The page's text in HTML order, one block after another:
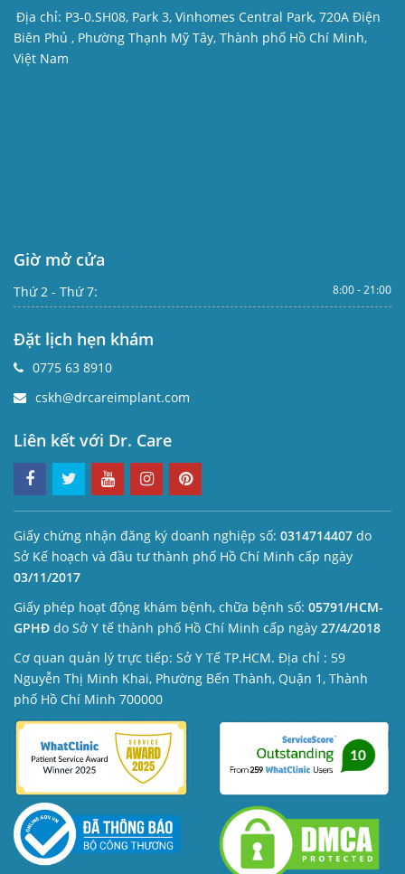
Địa chỉ: P3-0.SH08, Park 3, Vinhomes Central Park, 720A Điện
Biên Phủ , Phường Thạnh Mỹ Tây, Thành phố Hồ Chí Minh,
Việt Nam
Giờ mở cửa
Thứ 2 - Thứ 7: 8:00 - 21:00
Đặt lịch hẹn khám
0775 63 8910
cskh@drcareimplant.com
Liên kết với Dr. Care
Giấy chứng nhận đăng ký doanh nghiệp số: 0314714407 do
Sở Kế hoạch và đầu tư thành phố Hồ Chí Minh cấp ngày
03/11/2017
Giấy phép hoạt động khám bệnh, chữa bệnh số: 05791/HCM-
GPHĐ do Sở Y tế thành phố Hồ Chí Minh cấp ngày 27/4/2018
Cơ quan quản lý trực tiếp: Sở Y Tế TP.HCM. Địa chỉ : 59
Nguyễn Thị Minh Khai, Phường Bến Thành, Quận 1, Thành
phố Hồ Chí Minh 700000